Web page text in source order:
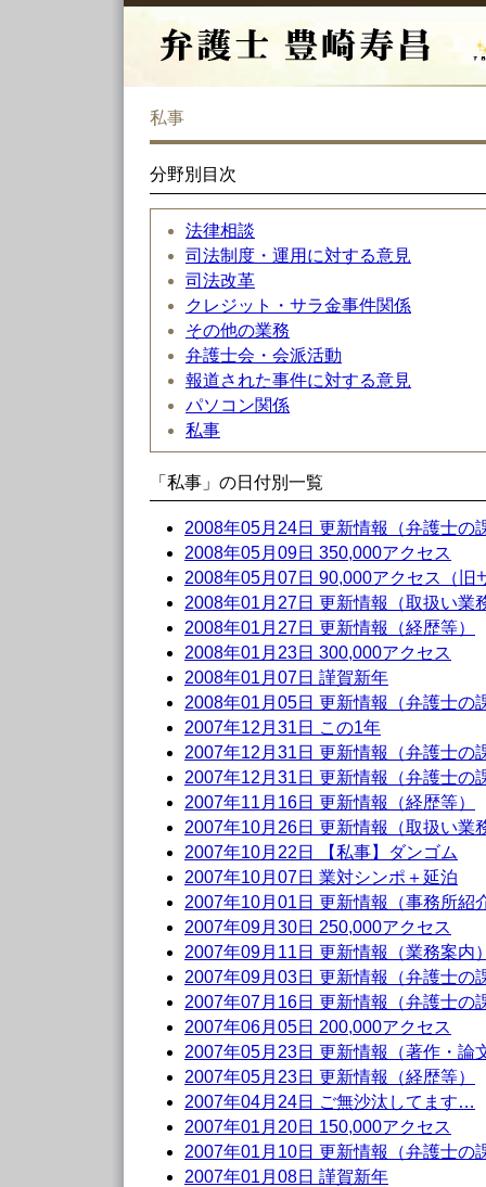
私事
分野別目次
法律相談
司法制度・運用に対する意見
司法改革
クレジット・サラ金事件関係
その他の業務
弁護士会・会派活動
報道された事件に対する意見
パソコン関係
私事
「私事」の日付別一覧
2008年05月24日 更新情報（弁護士の
2008年05月09日 350,000アクセス
2008年05月07日 90,000アクセス（旧
2008年01月27日 更新情報（取扱い業
2008年01月27日 更新情報（経歴等）
2008年01月23日 300,000アクセス
2008年01月07日 謹賀新年
2008年01月05日 更新情報（弁護士の
2007年12月31日 この1年
2007年12月31日 更新情報（弁護士の
2007年12月31日 更新情報（弁護士の
2007年11月16日 更新情報（経歴等）
2007年10月26日 更新情報（取扱い業
2007年10月22日 【私事】ダンゴム
2007年10月07日 業対シンポ＋延泊
2007年10月01日 更新情報（事務所紹
2007年09月30日 250,000アクセス
2007年09月11日 更新情報（業務案内
2007年09月03日 更新情報（弁護士の
2007年07月16日 更新情報（弁護士の
2007年06月05日 200,000アクセス
2007年05月23日 更新情報（著作・論
2007年05月23日 更新情報（経歴等）
2007年04月24日 ご無沙汰してます…
2007年01月20日 150,000アクセス
2007年01月10日 更新情報（弁護士の
2007年01月08日 謹賀新年